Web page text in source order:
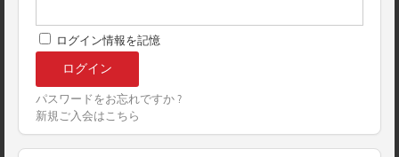
ログイン情報を記憶
パスワードをお忘れですか ?
新規ご入会はこちら